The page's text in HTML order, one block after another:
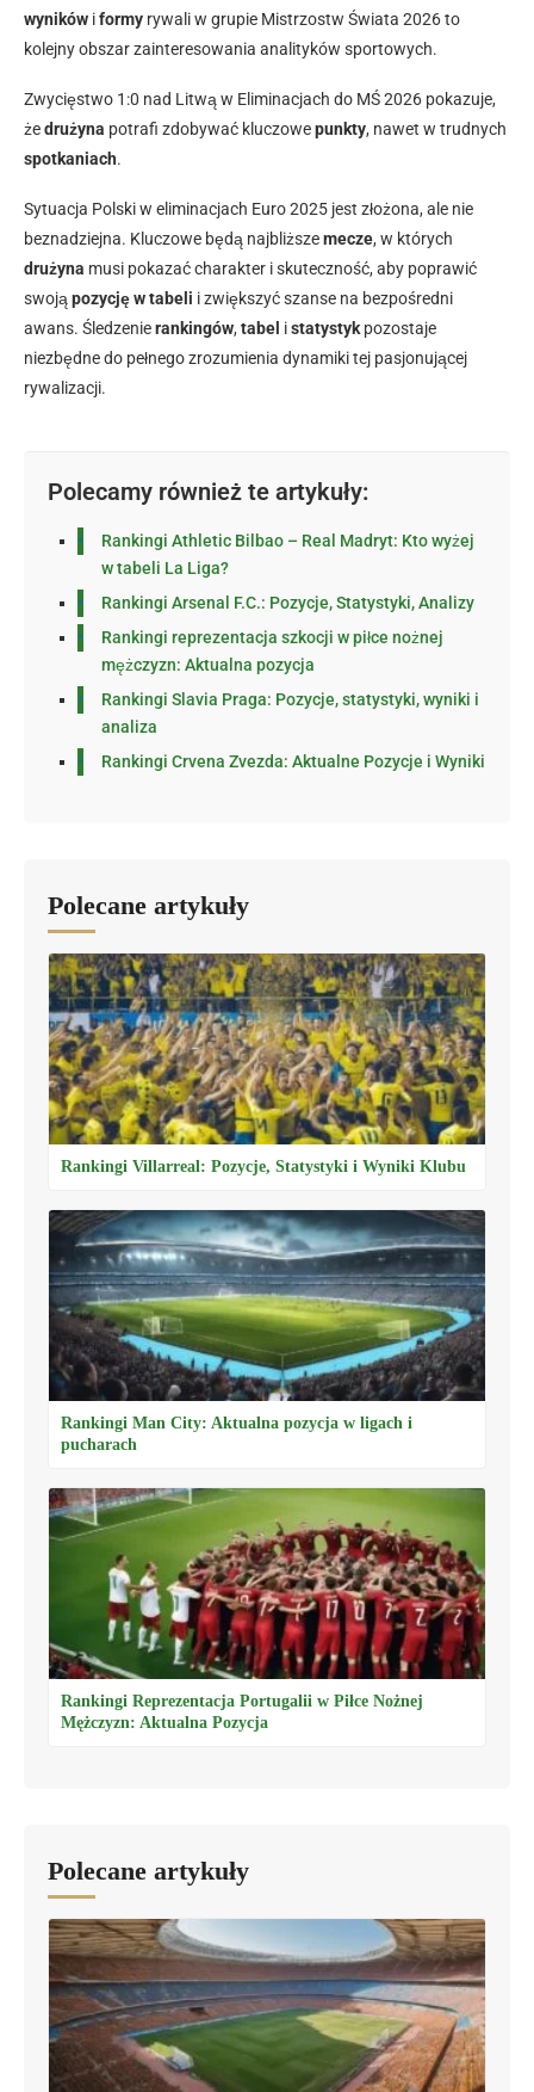
wyników iformy rywali w grupie Mistrzostw Świata 2026 to
kolejny obszar zainteresowania analityków sportowych.
Zwycięstwo 1:0 nad Litwą w Eliminacjach do MŚ 2026 pokazuje,
żedrużyna potrafi zdobywać kluczowepunkty, nawet w trudnych
spotkaniach.
Sytuacja Polski w eliminacjach Euro 2025 jest złożona, ale nie
beznadziejna. Kluczowe będą najbliższemecze, w których
drużyna musi pokazać charakter i skuteczność, aby poprawić
swoją pozycję w tabeli i zwiększyć szanse na bezpośredni
awans. Śledzenierankingów, tabel istatystyk pozostaje
niezbędne do pełnego zrozumienia dynamiki tej pasjonującej
rywalizacji.
Polecamy również te artykuły:
Rankingi Athletic Bilbao – Real Madryt: Kto wyżej
w tabeli La Liga?
Rankingi Arsenal F.C.: Pozycje, Statystyki, Analizy
Rankingi reprezentacja szkocji w piłce nożnej
mężczyzn: Aktualna pozycja
Rankingi Slavia Praga: Pozycje, statystyki, wyniki i
analiza
Rankingi Crvena Zvezda: Aktualne Pozycje i Wyniki
Polecane artykuły
Rankingi Villarreal: Pozycje, Statystyki i Wyniki Klubu
Rankingi Man City: Aktualna pozycja w ligach i
pucharach
Rankingi Reprezentacja Portugalii w Piłce Nożnej
Mężczyzn: Aktualna Pozycja
Polecane artykuły